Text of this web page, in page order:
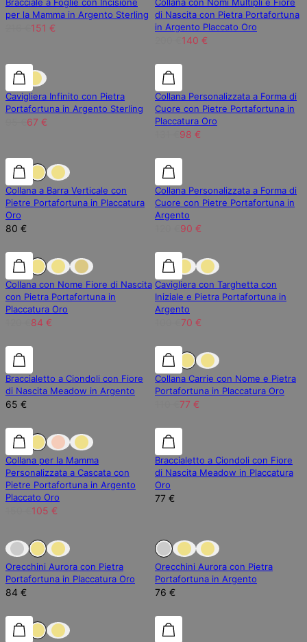
Bracciale a Foglie con Incisione
per la Mamma in Argento Sterling
151 €
Collana con Nomi Multipli e Fiore
di Nascita con Pietra Portafortuna
in Argento Placcato Oro
140 €
30% di sconto 30% di sconto
Cavigliera Infinito con Pietra
Portafortuna in Argento Sterling
67 €
25% di sconto
Collana Personalizzata a Forma di
Cuore con Pietre Portafortuna in
Placcatura Oro
98 €
Collana a Barra Verticale con
Pietre Portafortuna in Placcatura
Oro
80 €
25% di sconto
Collana Personalizzata a Forma di
Cuore con Pietre Portafortuna in
Argento
90 €
30% di sconto 30% di sconto
Collana con Nome Fiore di Nascita
con Pietra Portafortuna in
Placcatura Oro
84 €
30% di sconto
Cavigliera con Targhetta con
Iniziale e Pietra Portafortuna in
Argento
70 €
Braccialetto a Ciondoli con Fiore
di Nascita Meadow in Argento
65 €
30% di sconto
Collana Carrie con Nome e Pietra
Portafortuna in Placcatura Oro
77 €
30% di sconto 30% di sconto
Collana per la Mamma
Personalizzata a Cascata con
Pietre Portafortuna in Argento
Placcato Oro
105 €
Braccialetto a Ciondoli con Fiore
di Nascita Meadow in Placcatura
Oro
77 €
Esaurito Esaurito
Orecchini Aurora con Pietra
Portafortuna in Placcatura Oro
84 €
Orecchini Aurora con Pietra
Portafortuna in Argento
76 €
30% di sconto 30% di sconto